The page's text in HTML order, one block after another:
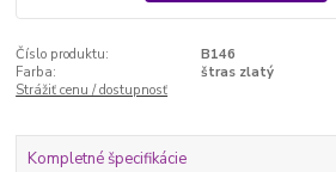
Číslo produktu:
B146
Farba:
štras zlatý
Strážiť cenu / dostupnosť
Kompletné špecifikácie